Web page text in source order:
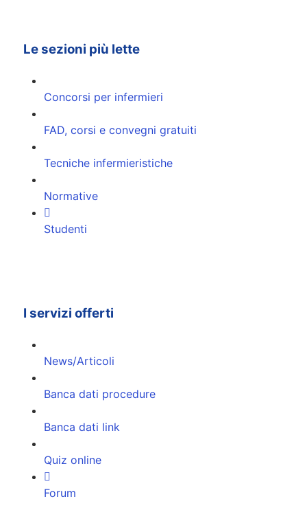
Le sezioni più lette
Concorsi per infermieri
FAD, corsi e convegni gratuiti
Tecniche infermieristiche
Normative
Studenti
I servizi offerti
News/Articoli
Banca dati procedure
Banca dati link
Quiz online
Forum